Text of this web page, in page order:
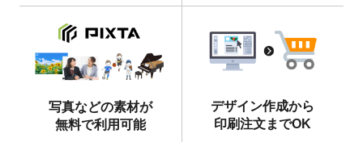
りました！
2025/12/22
【新商品】アクリルキーホルダーが作成で
きるようになりました！
2025/12/22
2026年版4月始まりのカレンダーデザイン
テンプレート
を公開いたしました。
写真などの素材が
無料で利用可能
デザイン作成から
印刷注文までOK